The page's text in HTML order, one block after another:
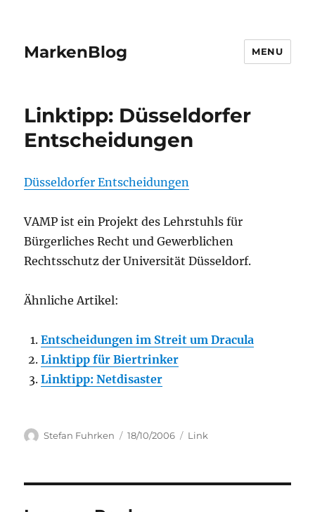
MarkenBlog MENU
Linktipp: Düsseldorfer
Entscheidungen
Düsseldorfer Entscheidungen
VAMP ist ein Projekt des Lehrstuhls für
Bürgerliches Recht und Gewerblichen
Rechtsschutz der Universität Düsseldorf.
Ähnliche Artikel:
Entscheidungen im Streit um Dracula
Linktipp für Biertrinker
Linktipp: Netdisaster
Author
Stefan Fuhrken
Posted
18/10/2006 Categories
Link